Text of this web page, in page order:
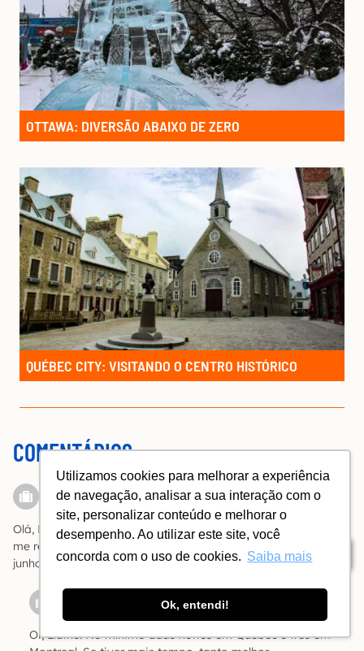
Utilizamos cookies para melhorar a experiência
de navegação, analisar a sua interação com o
site, personalizar conteúdo e melhorar o
desempenho. Ao utilizar este site, você
concorda com o uso de cookies. Saiba mais
Ok, entendi!
Índice
OTTAWA: DIVERSÃO ABAIXO DE ZERO
QUÉBEC CITY: VISITANDO O CENTRO HISTÓRICO
COMENTÁRIOS
Elaine
Olá, Bóia! Gostaria de ir a Quebec e Montreal. Quantos dias
me recomenda em cada uma delas? Planejo ir em maio ou
junho/27.
Oi, Elaine. No mínimo duas noites em Québec e três em